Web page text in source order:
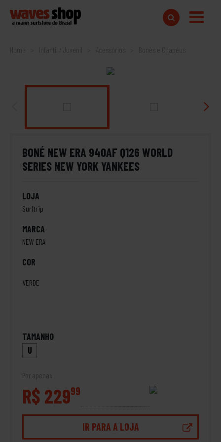
Home
BONÉ NEW ERA 940AF Q126 WORLD
SERIES NEW YORK YANKEES
LOJA
Surftrip
MARCA
NEW ERA
COR
VERDE
TAMANHO
U
Por apenas
R$ 22999
IR PARA A LOJA